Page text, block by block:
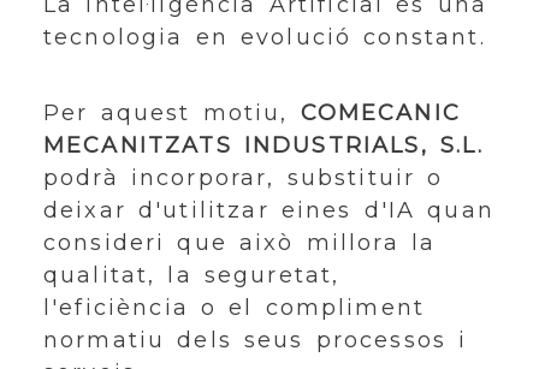
tecnologia en evolució constant.
Per aquest motiu, COMECANIC
MECANITZATS INDUSTRIALS, S.L.
podrà incorporar, substituir o
deixar d'utilitzar eines d'IA quan
consideri que això millora la
qualitat, la seguretat,
l'eficiència o el compliment
normatiu dels seus processos i